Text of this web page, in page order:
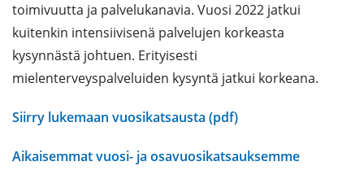
toimivuutta ja palvelukanavia. Vuosi 2022 jatkui
kuitenkin intensiivisenä palvelujen korkeasta
kysynnästä johtuen. Erityisesti
mielenterveyspalveluiden kysyntä jatkui korkeana.
Siirry lukemaan vuosikatsausta (pdf)
Aikaisemmat vuosi- ja osavuosikatsauksemme